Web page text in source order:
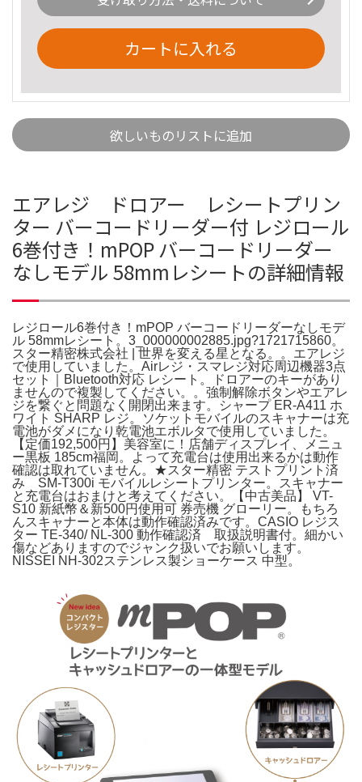
カートに入れる
欲しいものリストに追加
エアレジ ドロアー レシートプリン
ター バーコードリーダー付 レジロール
6巻付き！mPOP バーコードリーダー
なしモデル 58mmレシートの詳細情報
レジロール6巻付き！mPOP バーコードリーダーなしモデ
ル 58mmレシート。3_000000002885.jpg?1721715860。
スター精密株式会社 | 世界を変える星となる。。エアレジ
で使用していました。Airレジ・スマレジ対応周辺機器3点
セット｜Bluetooth対応 レシート。ドロアーのキーがあり
ませんので複製してください。。強制解除ボタンやエアレ
ジを繋ぐと問題なく開閉出来ます。シャープ ER-A411 ホ
ワイト SHARP レジ。ソケットモバイルのスキャナーは充
電池がダメになり乾電池エボルタで使用していました。
【定価192,500円】美容室に！店舗ディスプレイ、メニュ
ー黒板 185cm福岡。よって充電台は使用出来るかは動作
確認は取れていません。★スター精密 テストプリント済
み SM-T300i モバイルレシートプリンター。スキャナー
と充電台はおまけと考えてください。【中古美品】 VT-
S10 新紙幣＆新500円使用可 券売機 グローリー。もちろ
んスキャナーと本体は動作確認済みです。CASIO レジス
ター TE-340/ NL-300 動作確認済 取扱説明書付。細かい
傷などありますのでジャンク扱いでお願いします。
NISSEI NH-302ステンレス製ショーケース 中型。